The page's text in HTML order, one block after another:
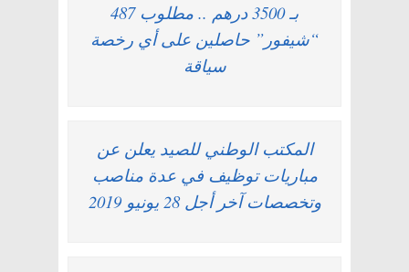
بـ 3500 درهم .. مطلوب 487
“شيفور” حاصلين على أي رخصة
سياقة
المكتب الوطني للصيد يعلن عن
مباريات توظيف في عدة مناصب
وتخصصات آخر أجل 28 يونيو 2019